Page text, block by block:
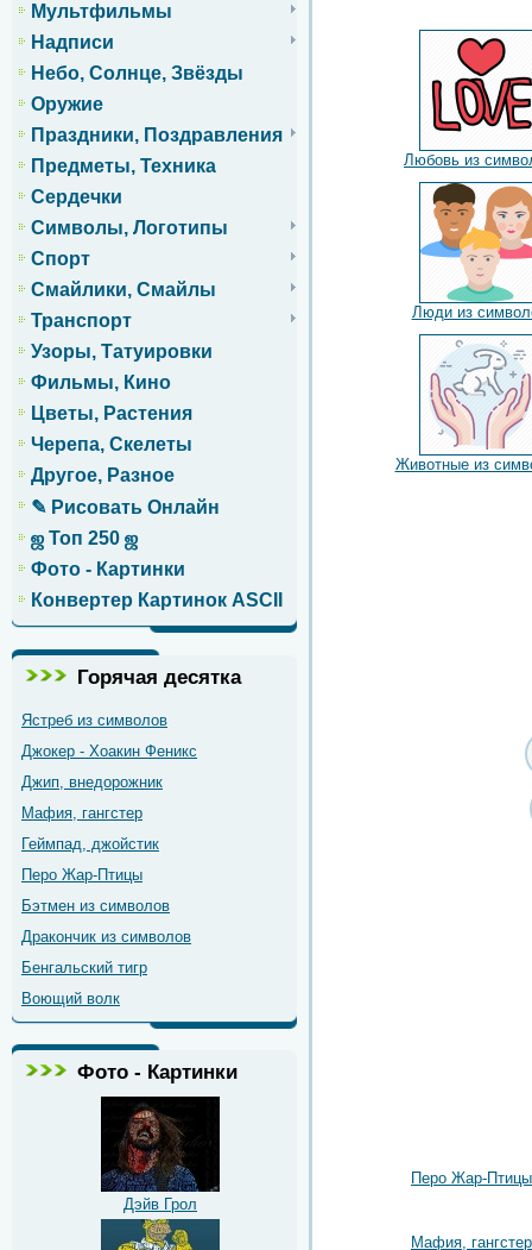
Мультфильмы
Надписи
Небо, Солнце, Звёзды
Оружие
Праздники, Поздравления
Предметы, Техника
Сердечки
Символы, Логотипы
Спорт
Смайлики, Смайлы
Транспорт
Узоры, Татуировки
Фильмы, Кино
Цветы, Растения
Черепа, Скелеты
Другое, Разное
✎ Рисовать Онлайн
ஜ Топ 250 ஜ
Фото - Картинки
Конвертер Картинок ASCII
Горячая десятка
Ястреб из символов
Джокер - Хоакин Феникс
Джип, внедорожник
Мафия, гангстер
Геймпад, джойстик
Перо Жар-Птицы
Бэтмен из символов
Дракончик из символов
Бенгальский тигр
Воющий волк
Фото - Картинки
Дэйв Грол
Любовь из
Люди из
Животные из
Перо Жар-Птицы
Мафия, гангстер